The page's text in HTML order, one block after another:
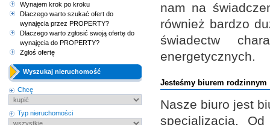
Wynajem krok po kroku
Dlaczego warto szukać ofert do
wynajęcia przez PROPERTY?
Dlaczego warto zgłosić swoją ofertę do
wynajęcia do PROPERTY?
Zgłoś ofertę
Wyszukaj nieruchomość
Chcę
Typ nieruchomości
nam na
również bardzo
świadectw
energetycznych.
Jesteśmy biurem rodzinnym
Nasze biuro jest
specjalizacją.